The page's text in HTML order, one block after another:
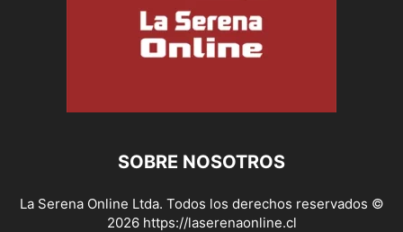
SOBRE NOSOTROS
La Serena Online Ltda. Todos los derechos reservados ©
2026 https://laserenaonline.cl